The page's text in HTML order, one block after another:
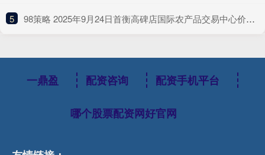
5 ​98策略 2025年9月24日首衡高碑店国际农产品交易中心价格行情
一鼎盈 配资咨询 配资手机平台
哪个股票配资网好官网